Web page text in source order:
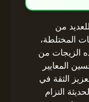
من
المختلطة،
الزيجات من
المعايير
الثقة في
التزام